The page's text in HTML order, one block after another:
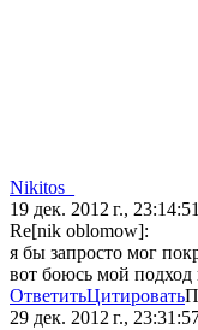
Nikitos_
19 дек. 2012 г., 23:14:51
Re[nik oblomow]:
я бы запросто мог
вот боюсь мой подход
ОтветитьЦитировать
29 дек. 2012 г.,